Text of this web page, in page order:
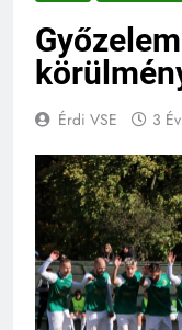
Érdi VSE 3